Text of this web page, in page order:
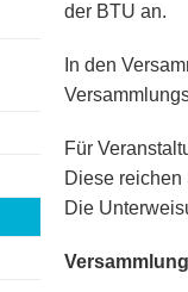
der BTU an.
In den
Für
Diese reichen
Die